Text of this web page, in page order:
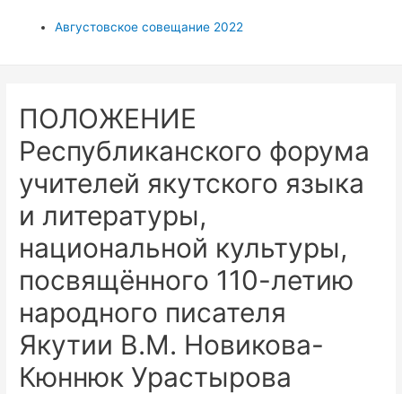
Августовское совещание 2022
ПОЛОЖЕНИЕ
Республиканского форума
учителей якутского языка
и литературы,
национальной культуры,
посвящённого 110-летию
народного писателя
Якутии В.М. Новикова-
Кюннюк Урастырова